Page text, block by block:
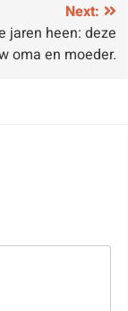
Next:
jaren heen: deze
oma en moeder.